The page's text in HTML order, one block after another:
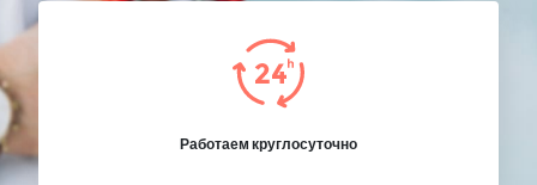
Работаем круглосуточно